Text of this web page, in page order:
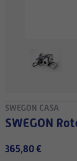
SWEGON CASA
SWEGON
365,80 €